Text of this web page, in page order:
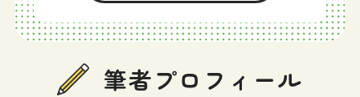
筆者プロフィール